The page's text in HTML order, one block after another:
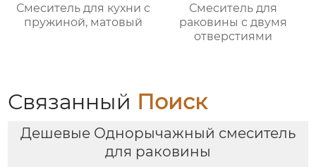
Смеситель для кухни с
пружиной, матовый
Смеситель для
раковины с двумя
отверстиями
Связанный Поиск
Дешевые Однорычажный смеситель
для раковины